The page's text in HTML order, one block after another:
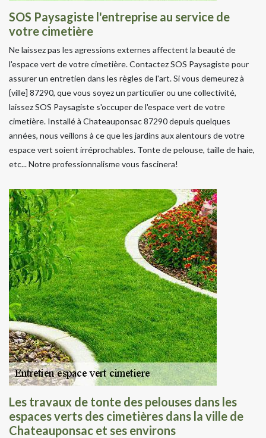
SOS Paysagiste l'entreprise au service de
votre cimetière
Ne laissez pas les agressions externes affectent la beauté de
l'espace vert de votre cimetière. Contactez SOS Paysagiste pour
assurer un entretien dans les règles de l'art. Si vous demeurez à
{ville] 87290, que vous soyez un particulier ou une collectivité,
laissez SOS Paysagiste s'occuper de l'espace vert de votre
cimetière. Installé à Chateauponsac 87290 depuis quelques
années, nous veillons à ce que les jardins aux alentours de votre
espace vert soient irréprochables. Tonte de pelouse, taille de haie,
etc... Notre professionnalisme vous fascinera!
Les travaux de tonte des pelouses dans les
espaces verts des cimetières dans la ville de
Chateauponsac et ses environs